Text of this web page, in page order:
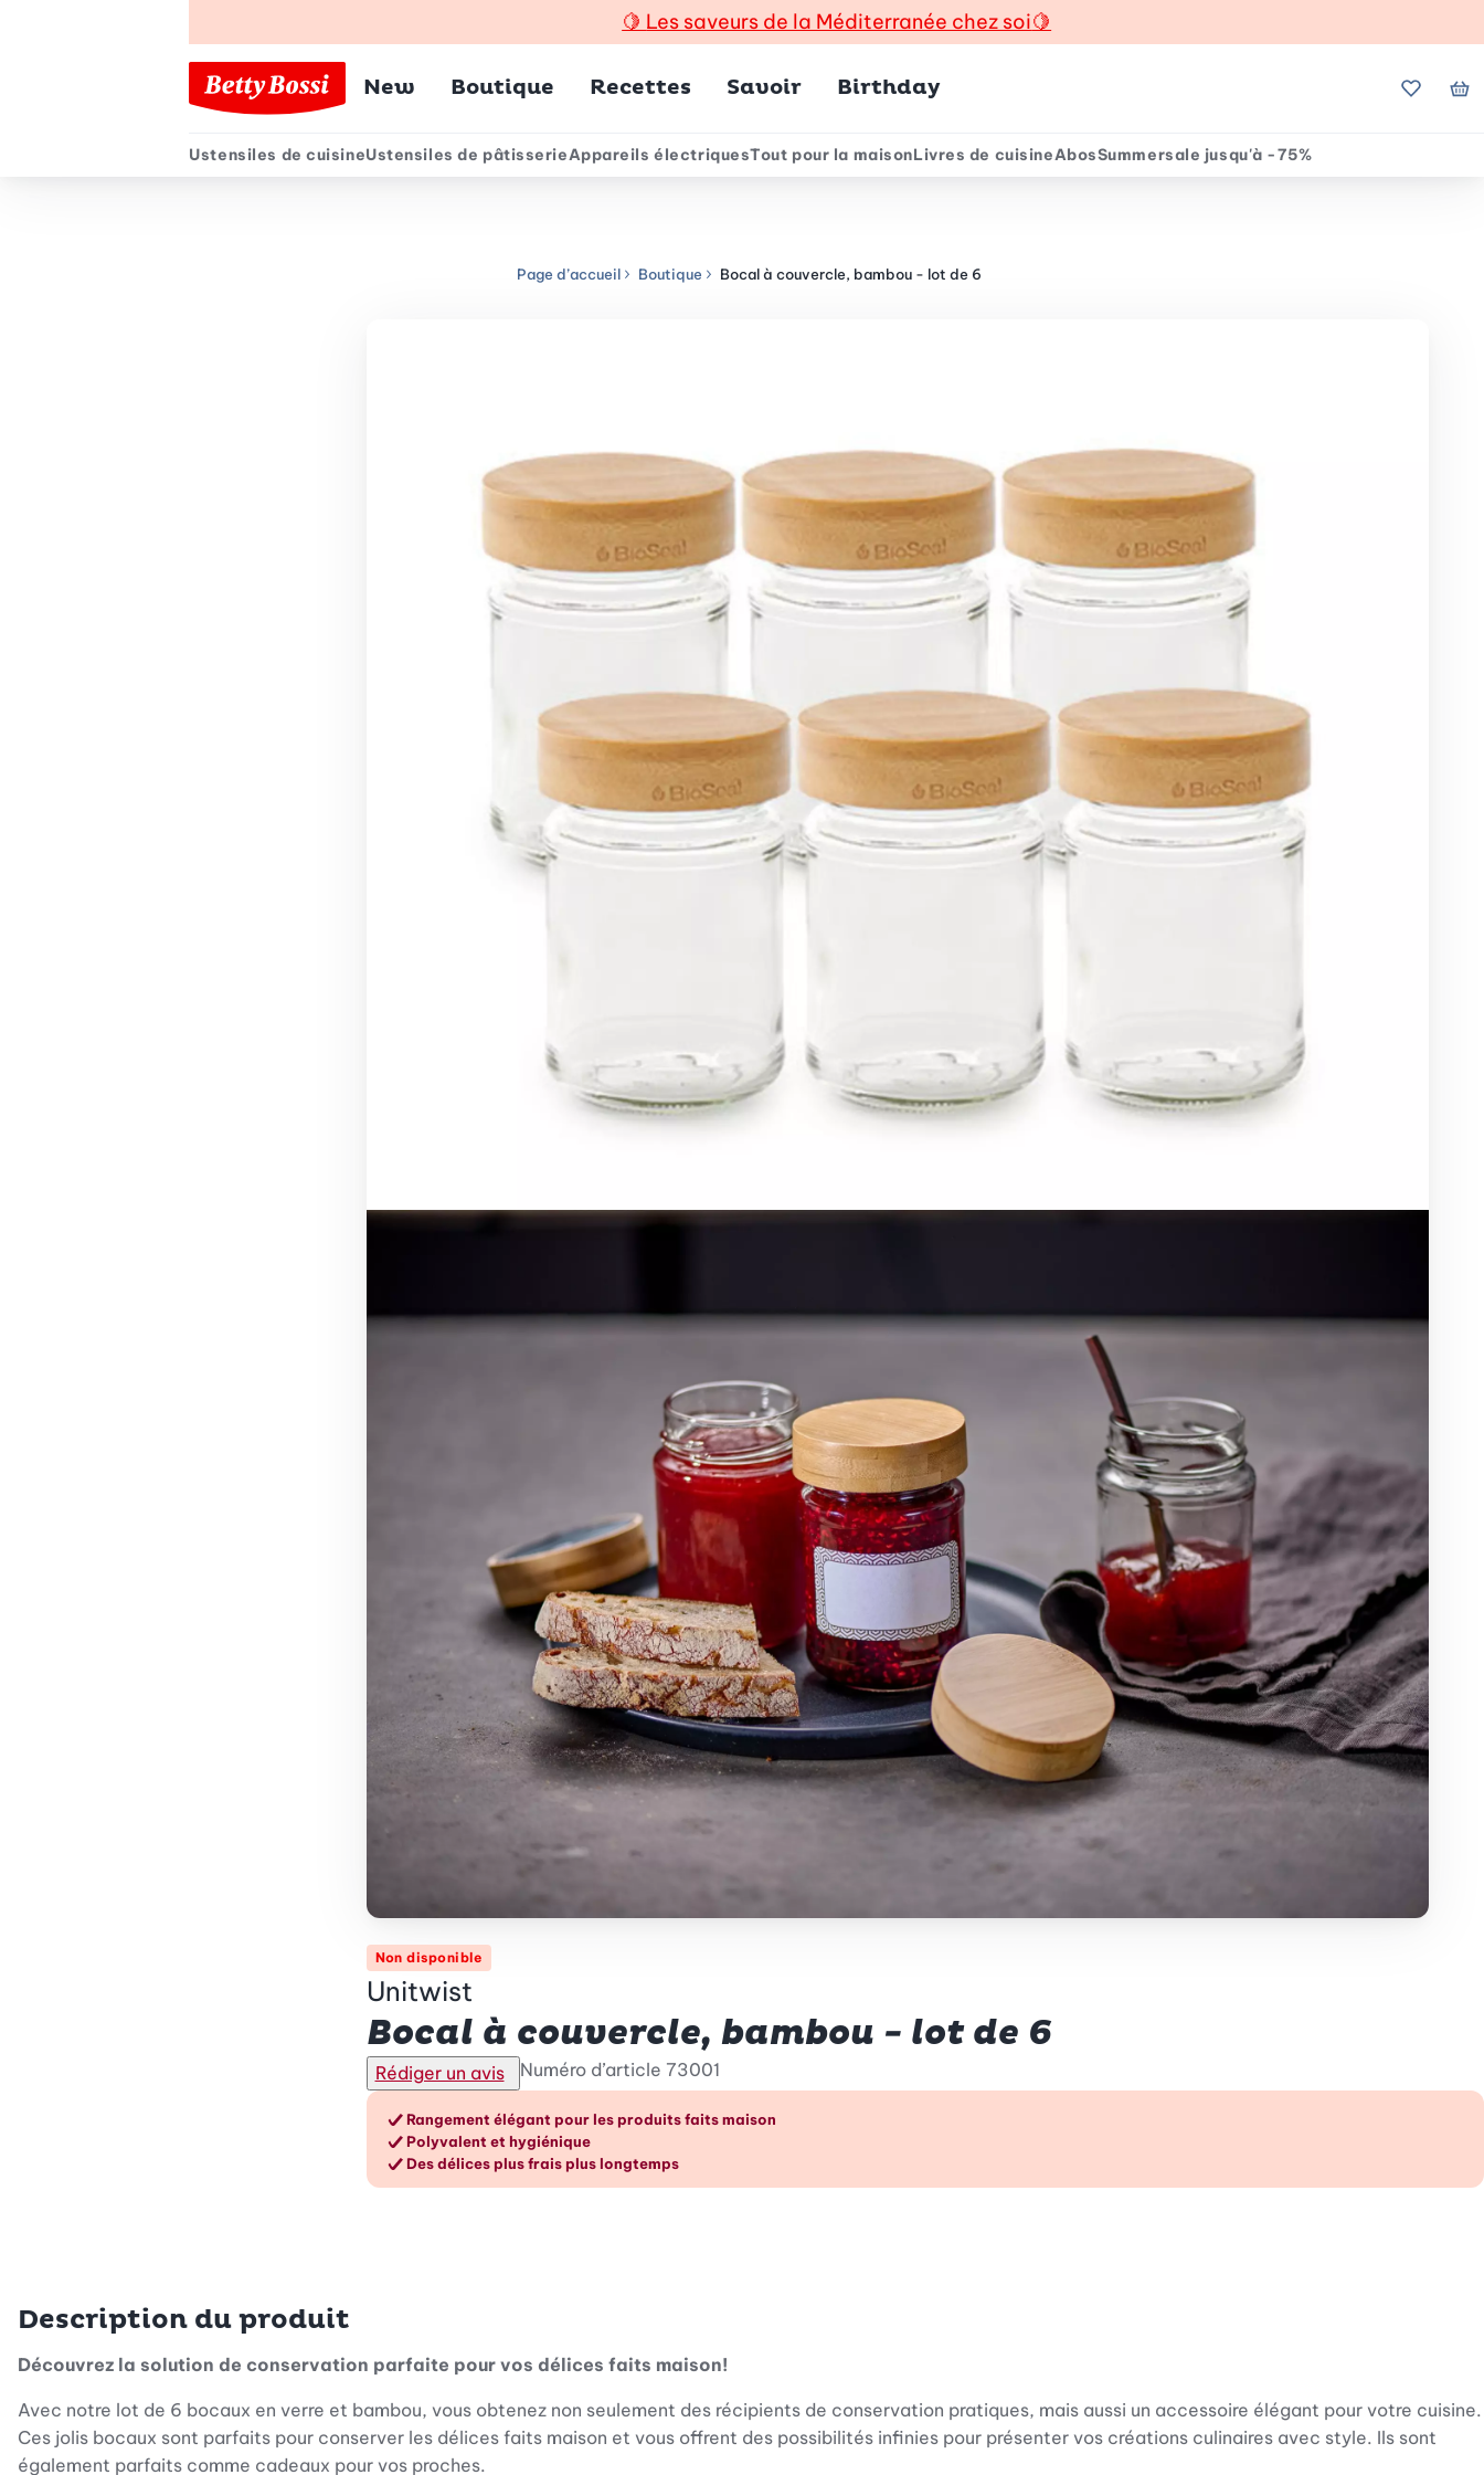
🍋 Les saveurs de la Méditerranée chez soi🍋
Menu principal
New Boutique Recettes Savoir Birthday Mes
Menu secondaire
Ustensiles de cuisineUstensiles de pâtisserieAppareils électriquesTout pour la maisonLivres de cuisineAbosSummersale jusqu'à -75%
Page d’accueil Boutique Bocal à couvercle, bambou - lot de 6
Non disponible
Unitwist
Bocal à couvercle, bambou - lot de 6
Rédiger un avis Numéro d’article 73001
Les avantages en un coup d’œil
Rangement élégant pour les produits faits maison
Polyvalent et hygiénique
Des délices plus frais plus longtemps
Description du produit
Découvrez la solution de conservation parfaite pour vos délices faits maison!
Avec notre lot de 6 bocaux en verre et bambou, vous obtenez non seulement des récipients de conservation pratiques, mais aussi un accessoire élégant pour votre cuisine.
Ces jolis bocaux sont parfaits pour conserver les délices faits maison et vous offrent des possibilités infinies pour présenter vos créations culinaires avec style. Ils sont
également parfaits comme cadeaux pour vos proches.